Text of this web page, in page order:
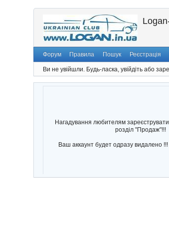
Форум Правила Пошук Реєстрація
Ви не увійшли. Будь-ласка, увійдіть або
Нагадування любителям
розділ "Продаж"!!!
Ваш аккаунт будет одразу видалено